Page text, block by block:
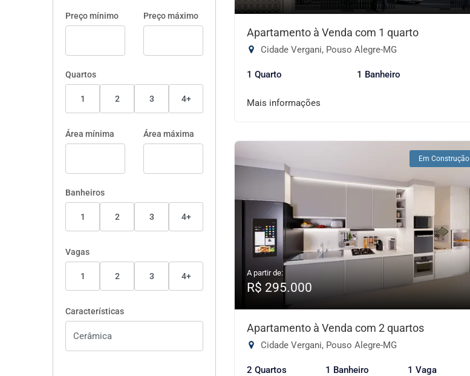
Preço mínimo Preço máximo
Quartos
1 2 3 4+
Área mínima Área máxima
Banheiros
1 2 3 4+
Vagas
1 2 3 4+
Características
Apartamento à Venda com 1 quarto
Cidade Vergani, Pouso Alegre-MG
1 Quarto 1 Banheiro
Mais informações
Em Construção
A partir de:
R$ 295.000
Apartamento à Venda com 2 quartos
Cidade Vergani, Pouso Alegre-MG
2 Quartos 1 Banheiro 1 Vaga